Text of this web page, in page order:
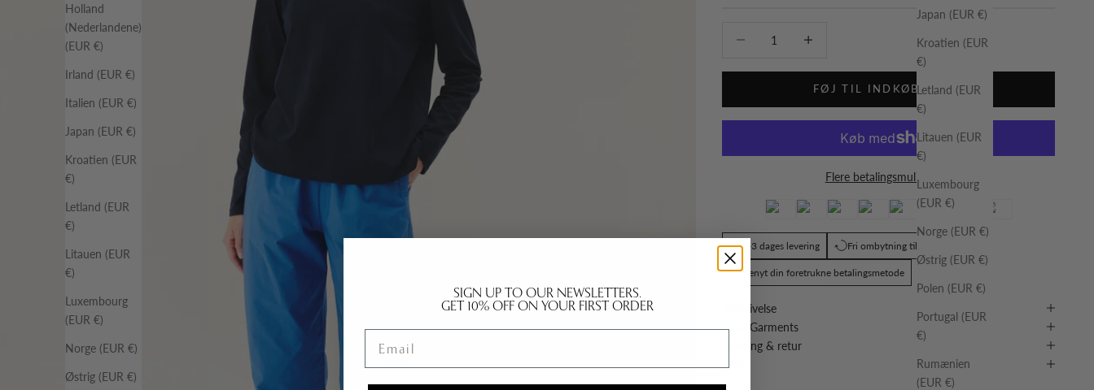
Japan (EUR €)
Kroatien (EUR
€)
Letland (EUR
€)
Litauen (EUR
€)
Luxembourg
(EUR €)
Norge (EUR €)
Østrig (EUR €)
Polen (EUR €)
Portugal (EUR
€)
Rumænien
(EUR €)
Holland
(Nederlandene)
(EUR €)
Irland (EUR €)
Italien (EUR €)
Japan (EUR €)
Kroatien (EUR
€)
Letland (EUR
€)
Litauen (EUR
€)
Luxembourg
(EUR €)
Norge (EUR €)
Østrig (EUR €)
FØJ TIL INDKØBSKURV
Flere betalingsmuligheder
1-3 dages levering Fri ombytning til anden størrelse
Benyt din foretrukne betalingsmetode
Beskrivelse
Fit & Garments
Levering & retur
FAQ
SIGN UP TO OUR NEWSLETTERS.
GET 10% OFF ON YOUR FIRST ORDER